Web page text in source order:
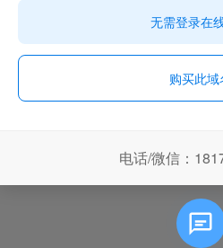
无需登录在
购买此域
电话/微信：